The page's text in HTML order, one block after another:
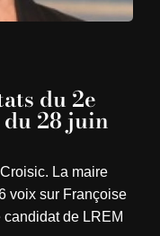
du 2e
28 juin
La maire
voix sur Françoise
de LREM